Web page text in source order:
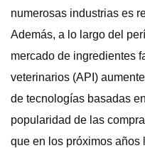
numerosas industrias es
Además, a lo largo del
mercado de ingredientes
veterinarios (API)
de tecnologías basadas
popularidad de las
que en los próximos